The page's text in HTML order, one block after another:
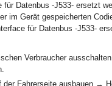
für Datenbus -J533- ersetzt
im Gerät gespeicherten
für Datenbus -J533-
Verbraucher
der Fahrerseite ausbauen →